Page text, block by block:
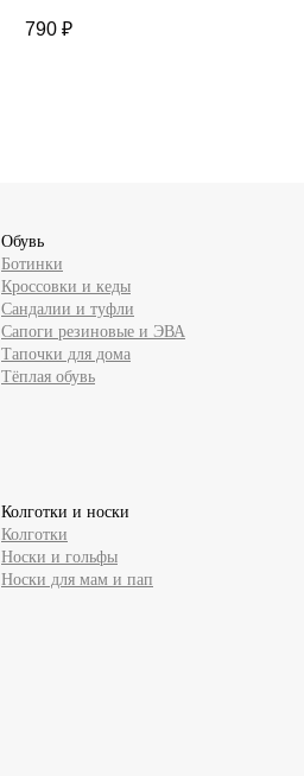
790 ₽
Обувь
Ботинки
Кроссовки и кеды
Сандалии и туфли
Сапоги резиновые и ЭВА
Тапочки для дома
Тёплая обувь
Колготки и носки
Колготки
Носки и гольфы
Носки для мам и пап